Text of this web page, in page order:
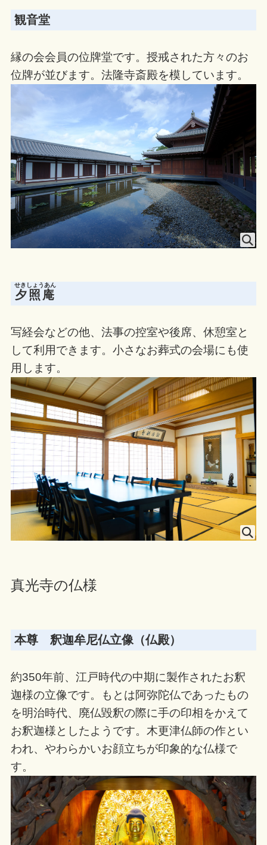
観音堂
縁の会会員の位牌堂です。授戒された方々のお
位牌が並びます。法隆寺斎殿を模しています。
夕照庵
せきしょうあん
写経会などの他、法事の控室や後席、休憩室と
して利用できます。小さなお葬式の会場にも使
用します。
真光寺の仏様
本尊 釈迦牟尼仏立像（仏殿）
約350年前、江戸時代の中期に製作されたお釈
迦様の立像です。もとは阿弥陀仏であったもの
を明治時代、廃仏毀釈の際に手の印相をかえて
お釈迦様としたようです。木更津仏師の作とい
われ、やわらかいお顔立ちが印象的な仏様で
す。